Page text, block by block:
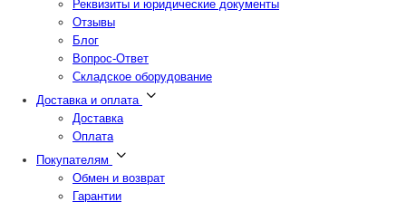
Реквизиты и юридические документы
Отзывы
Блог
Вопрос-Ответ
Складское оборудование
Доставка и оплата
Доставка
Оплата
Покупателям
Обмен и возврат
Гарантии